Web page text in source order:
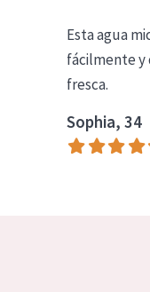
Esta agua
fácilmente y
fresca.
Sophia, 34